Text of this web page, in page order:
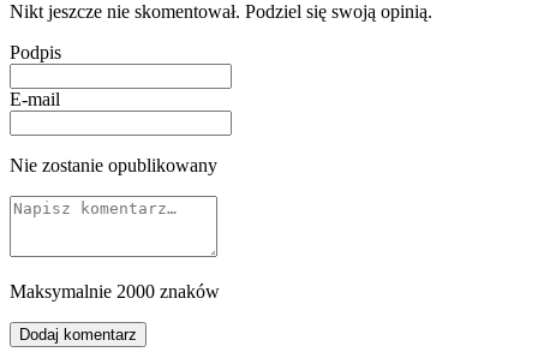
Nikt jeszcze nie skomentował. Podziel się swoją opinią.
Podpis
E-mail
Nie zostanie opublikowany
Maksymalnie 2000 znaków
Dodaj komentarz